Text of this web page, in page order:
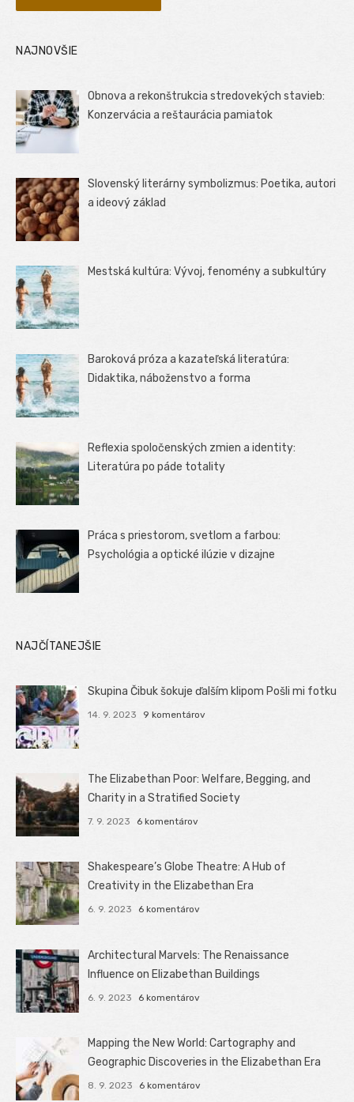
NAJNOVŠIE
Obnova a rekonštrukcia stredovekých stavieb:
Konzervácia a reštaurácia pamiatok
Slovenský literárny symbolizmus: Poetika, autori
a ideový základ
Mestská kultúra: Vývoj, fenomény a subkultúry
Baroková próza a kazateľská literatúra:
Didaktika, náboženstvo a forma
Reflexia spoločenských zmien a identity:
Literatúra po páde totality
Práca s priestorom, svetlom a farbou:
Psychológia a optické ilúzie v dizajne
NAJČÍTANEJŠIE
Skupina Čibuk šokuje ďalším klipom Pošli mi fotku
14. 9. 2023 9 komentárov
The Elizabethan Poor: Welfare, Begging, and
Charity in a Stratified Society
7. 9. 2023 6 komentárov
Shakespeare’s Globe Theatre: A Hub of
Creativity in the Elizabethan Era
6. 9. 2023 6 komentárov
Architectural Marvels: The Renaissance
Influence on Elizabethan Buildings
6. 9. 2023 6 komentárov
Mapping the New World: Cartography and
Geographic Discoveries in the Elizabethan Era
8. 9. 2023 6 komentárov